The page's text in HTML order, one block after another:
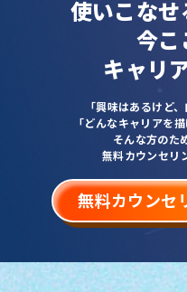
使いこな
今こ
キャリ
「興味はあるけど
「どんなキャリアを
そんな方のた
無料カウンセリ
無料カウンセ